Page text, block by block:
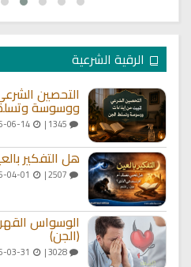
الرقية الشرعية
التحصين
ووسوسة
2026-06-14
هل التفكير
الوسواس
(الجن)
3028 |